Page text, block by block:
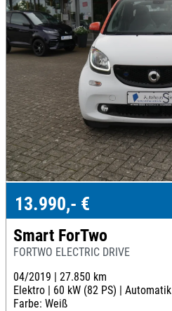
13.990,- €
Smart ForTwo
FORTWO ELECTRIC DRIVE
04/2019 | 27.850 km
Elektro | 60 kW (82 PS) | Automatik
Farbe: Weiß